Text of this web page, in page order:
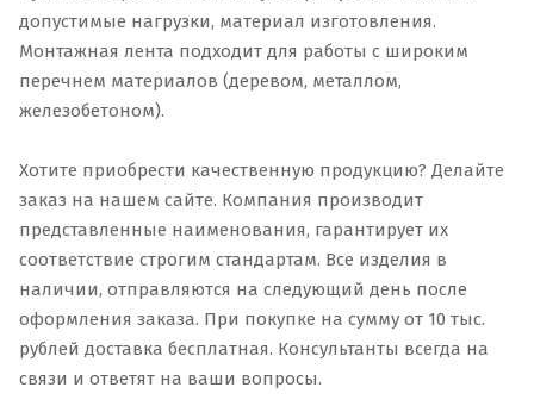
допустимые нагрузки, материал изготовления.
Монтажная лента подходит для работы с широким
перечнем материалов (деревом, металлом,
железобетоном).
Хотите приобрести качественную продукцию? Делайте
заказ на нашем сайте. Компания производит
представленные наименования, гарантирует их
соответствие строгим стандартам. Все изделия в
наличии, отправляются на следующий день после
оформления заказа. При покупке на сумму от 10 тыс.
рублей доставка бесплатная. Консультанты всегда на
связи и ответят на ваши вопросы.